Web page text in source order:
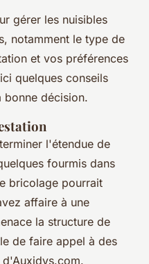
gérer les nuisibles
notamment le type de
et vos préférences
quelques conseils
bonne décision.
l'étendue de
fourmis dans
bricolage pourrait
affaire à une
la structure de
de faire appel à des